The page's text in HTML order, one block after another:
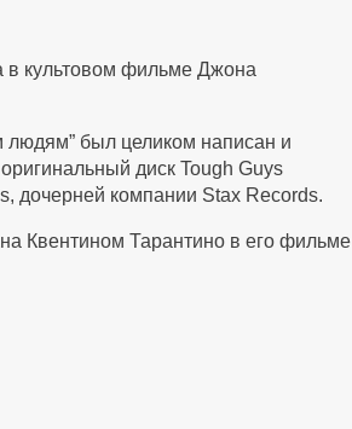
в культовом фильме Джона
людям” был целиком написан и
диск Tough Guys
дочерней компании Stax Records.
Квентином Тарантино в его фильме